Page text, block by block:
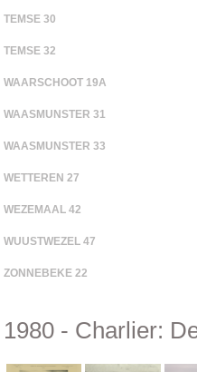
TEMSE 30
TEMSE 32
WAARSCHOOT 19A
WAASMUNSTER 31
WAASMUNSTER 33
WETTEREN 27
WEZEMAAL 42
WUUSTWEZEL 47
ZONNEBEKE 22
1980 - Charlier: